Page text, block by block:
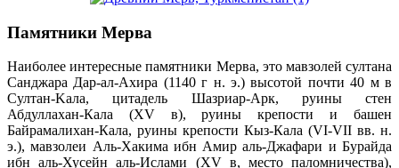
Памятники Мерва
Наиболее интересные памятники Мерва, это мавзолей султана
Санджара Дар-ал-Ахира (1140 г н. э.) высотой почти 40 м в
Султан-Kaла, цитадель Шазриар-Арк, руины стен
Абдуллахан-Кала (XV в), руины крепости и башен
Байрамалихан-Кала, руины крепости Кыз-Кала (VI-VII вв. н.
э.), мавзолеи Аль-Хакима ибн Амир аль-Джафари и Бурайда
ибн аль-Хусейн аль-Ислами (XV в, место паломничества),